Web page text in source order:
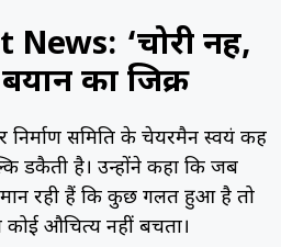
‘चोरी नहीं,
का जिक्र
निर्माण समिति के चेयरमैन स्वयं कह
डकैती है। उन्होंने कहा कि जब
रही हैं कि कुछ गलत हुआ है तो
कोई औचित्य नहीं बचता।